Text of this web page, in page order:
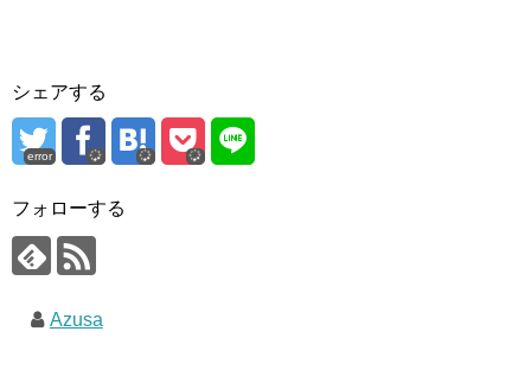
シェアする
error
フォローする
Azusa